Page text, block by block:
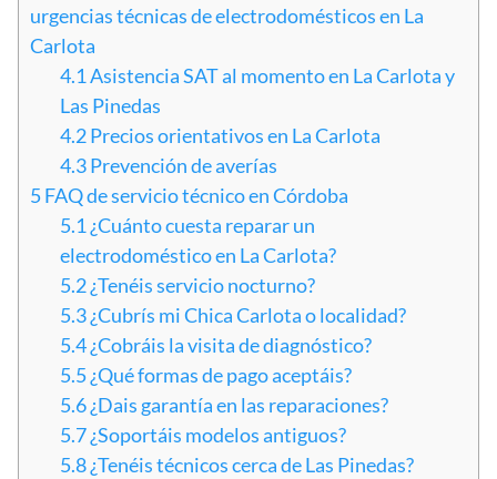
urgencias técnicas de electrodomésticos en La
Carlota
4.1Asistencia SAT al momento en La Carlota y
Las Pinedas
4.2Precios orientativos en La Carlota
4.3Prevención de averías
5FAQ de servicio técnico en Córdoba
5.1 ¿Cuánto cuesta reparar un
electrodoméstico en La Carlota?
5.2¿Tenéis servicio nocturno?
5.3¿Cubrís mi Chica Carlota o localidad?
5.4¿Cobráis la visita de diagnóstico?
5.5¿Qué formas de pago aceptáis?
5.6¿Dais garantía en las reparaciones?
5.7¿Soportáis modelos antiguos?
5.8¿Tenéis técnicos cerca de Las Pinedas?